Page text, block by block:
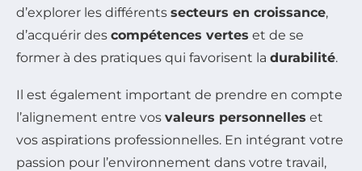
d’explorer les différents secteurs en croissance,
d’acquérir des compétences vertes et de se
former à des pratiques qui favorisent la durabilité.
Il est également important de prendre en compte
l’alignement entre vos valeurs personnelles et
vos aspirations professionnelles. En intégrant votre
passion pour l’environnement dans votre travail,